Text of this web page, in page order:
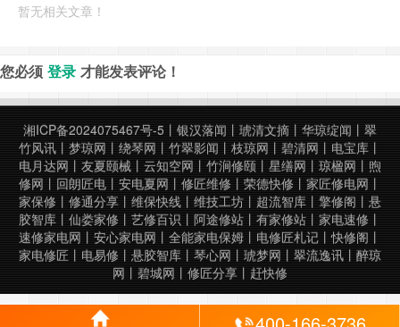
暂无相关文章！
您必须 登录 才能发表评论！
湘ICP备2024075467号-5 丨 银汉落闻 丨 琥清文摘 丨 华琼绽闻 丨 翠
竹风讯 丨 梦琼网 丨 绕琴网 丨 竹翠影闻 丨 枝琼网 丨 碧清网 丨 电宝库 丨
电月达网 丨 友夏颐械 丨 云知空网 丨 竹涧修颐 丨 星缮网 丨 琼楹网 丨 煦
修网 丨 回朗匠电 丨 安电夏网 丨 修匠维修 丨 荣德快修 丨 家匠修电网 丨
家保修 丨 修通分享 丨 维保快线 丨 维技工坊 丨 超流智库 丨 擎修阁 丨 悬
胶智库 丨 仙娄家修 丨 艺修百识 丨 阿途修站 丨 有家修站 丨 家电速修 丨
速修家电网 丨 安心家电网 丨 全能家电保姆 丨 电修匠札记 丨快修阁 丨
家电修匠 丨 电易修 丨 悬胶智库 丨 琴心网 丨 琥梦网 丨 翠流逸讯 丨 醉琼
网 丨 碧城网 丨 修匠分享 丨 赶快修